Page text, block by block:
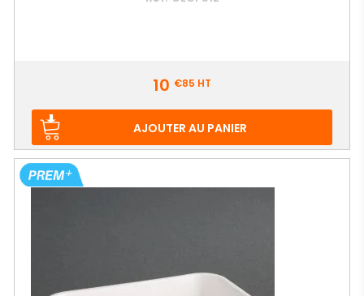
10 €85 HT
AJOUTER AU PANIER